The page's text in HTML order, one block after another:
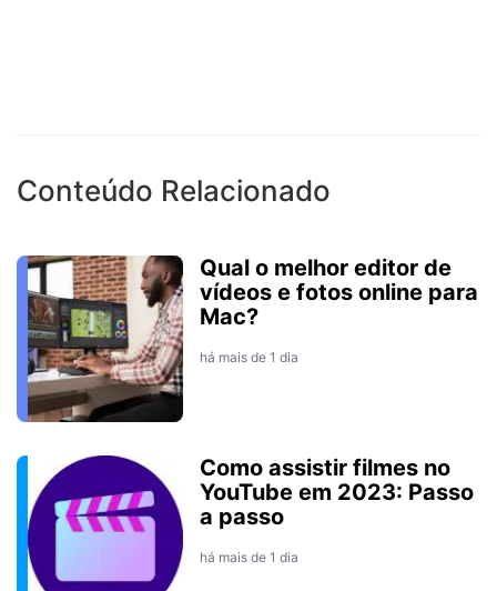
Conteúdo Relacionado
Qual o melhor editor de
vídeos e fotos online para
Mac?
há mais de 1 dia
Como assistir filmes no
YouTube em 2023: Passo
a passo
há mais de 1 dia